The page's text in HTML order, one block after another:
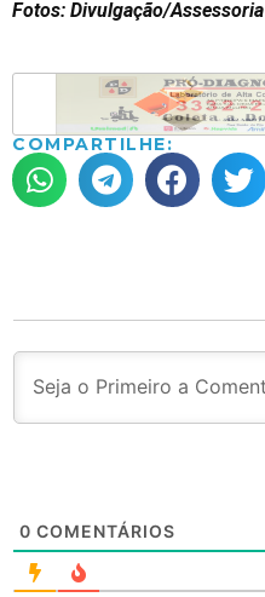
Fotos: Divulgação/Assessoria
COMPARTILHE:
0 COMENTÁRIOS